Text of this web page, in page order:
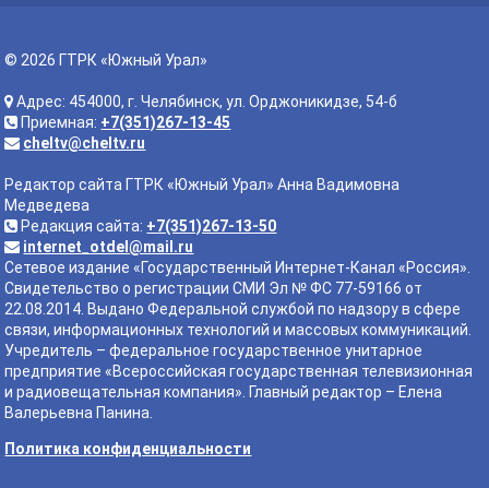
© 2026 ГТРК «Южный Урал»
Адрес: 454000, г. Челябинск, ул. Орджоникидзе, 54-б
Приемная: +7(351)267-13-45
cheltv@cheltv.ru
Редактор сайта ГТРК «Южный Урал» Анна Вадимовна
Медведева
Редакция сайта: +7(351)267-13-50
internet_otdel@mail.ru
Сетевое издание «Государственный Интернет-Канал «Россия».
Свидетельство о регистрации СМИ Эл № ФС 77-59166 от
22.08.2014. Выдано Федеральной службой по надзору в сфере
связи, информационных технологий и массовых коммуникаций.
Учредитель – федеральное государственное унитарное
предприятие «Всероссийская государственная телевизионная
и радиовещательная компания». Главный редактор – Елена
Валерьевна Панина.
Политика конфиденциальности